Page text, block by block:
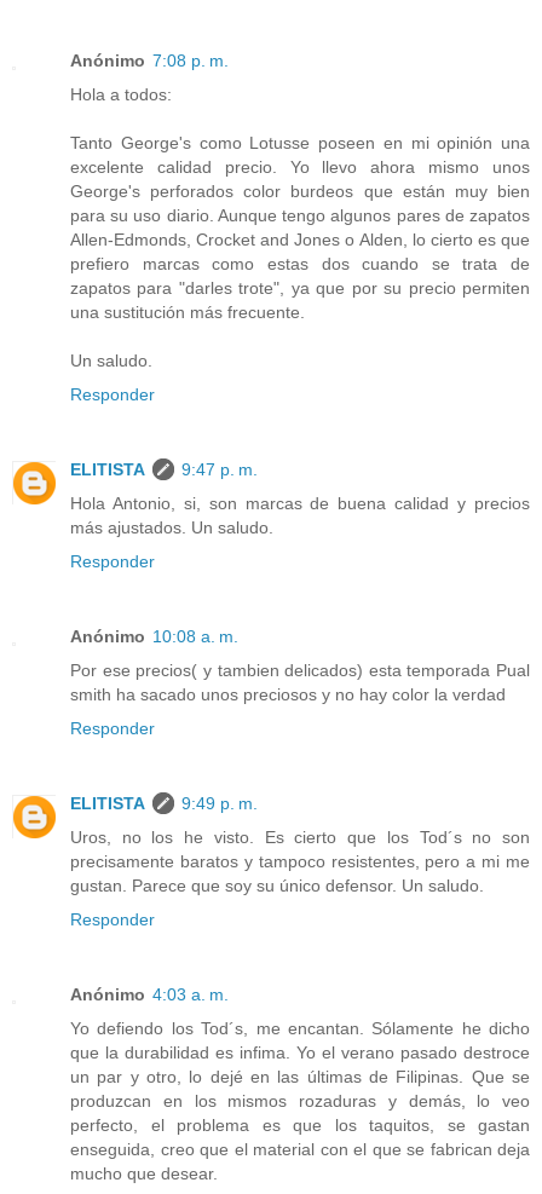
Anónimo 7:08 p. m.
Hola a todos:
Tanto George's como Lotusse poseen en mi opinión una
excelente calidad precio. Yo llevo ahora mismo unos
George's perforados color burdeos que están muy bien
para su uso diario. Aunque tengo algunos pares de zapatos
Allen-Edmonds, Crocket and Jones o Alden, lo cierto es que
prefiero marcas como estas dos cuando se trata de
zapatos para "darles trote", ya que por su precio permiten
una sustitución más frecuente.
Un saludo.
Responder
ELITISTA
9:47 p. m.
Hola Antonio, si, son marcas de buena calidad y precios
más ajustados. Un saludo.
Responder
Anónimo 10:08 a. m.
Por ese precios( y tambien delicados) esta temporada Pual
smith ha sacado unos preciosos y no hay color la verdad
Responder
ELITISTA
9:49 p. m.
Uros, no los he visto. Es cierto que los Tod´s no son
precisamente baratos y tampoco resistentes, pero a mi me
gustan. Parece que soy su único defensor. Un saludo.
Responder
Anónimo 4:03 a. m.
Yo defiendo los Tod´s, me encantan. Sólamente he dicho
que la durabilidad es infima. Yo el verano pasado destroce
un par y otro, lo dejé en las últimas de Filipinas. Que se
produzcan en los mismos rozaduras y demás, lo veo
perfecto, el problema es que los taquitos, se gastan
enseguida, creo que el material con el que se fabrican deja
mucho que desear.